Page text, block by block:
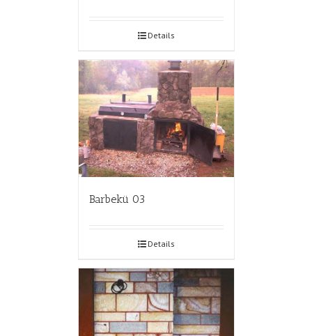
Details
Barbekü 03
Details